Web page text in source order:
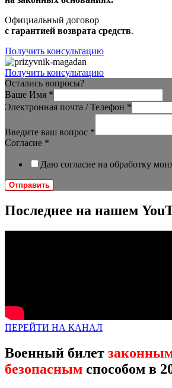
Официальный договор
с гарантией возврата средств.
Получить консультацию
Получить консультацию
Остались вопросы?
Ваше Имя *
Электронная почта / Телефон *
Введите ваш вопрос *
Согласие *
Даю согласие на обработку
Отправить
Последнее на нашем
ПЕРЕЙТИ НА КАНАЛ
Военный билет
безопасным способом в